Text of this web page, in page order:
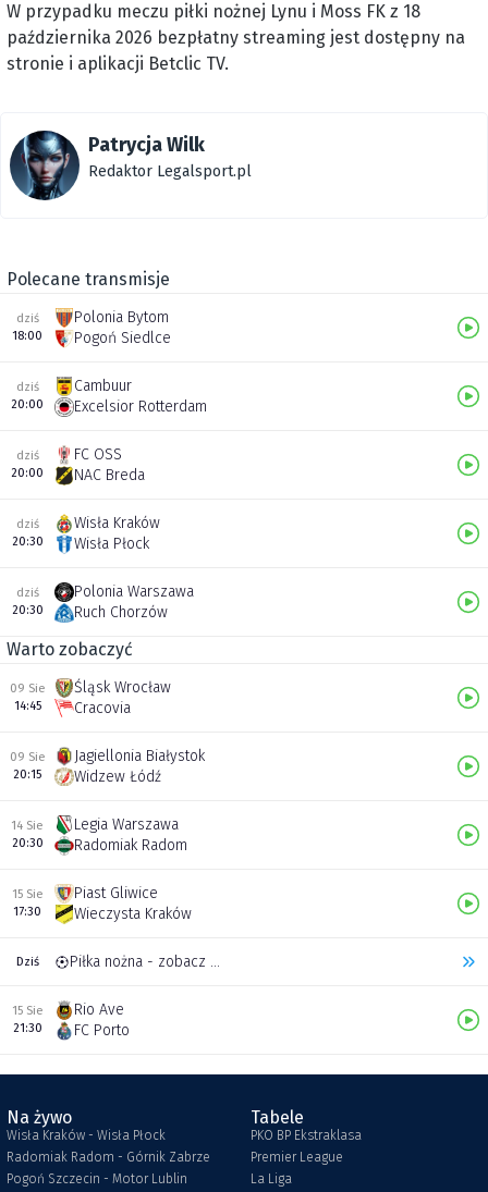
W przypadku meczu piłki nożnej Lynu i Moss FK z 18
października 2026 bezpłatny streaming jest dostępny na
stronie i aplikacji Betclic TV.
Patrycja Wilk
Redaktor Legalsport.pl
Polecane transmisje
dziś
18:00
Polonia Bytom
Pogoń Siedlce
dziś
20:00
Cambuur
Excelsior Rotterdam
dziś
20:00
FC OSS
NAC Breda
dziś
20:30
Wisła Kraków
Wisła Płock
dziś
20:30
Polonia Warszawa
Ruch Chorzów
Warto zobaczyć
09 Sie
14:45
Śląsk Wrocław
Cracovia
09 Sie
20:15
Jagiellonia Białystok
Widzew Łódź
14 Sie
20:30
Legia Warszawa
Radomiak Radom
15 Sie
17:30
Piast Gliwice
Wieczysta Kraków
Dziś Piłka nożna - zobacz inne transmisje
15 Sie
21:30
Rio Ave
FC Porto
Na żywo
Wisła Kraków - Wisła Płock
Radomiak Radom - Górnik Zabrze
Pogoń Szczecin - Motor Lublin
Tabele
PKO BP Ekstraklasa
Premier League
La Liga